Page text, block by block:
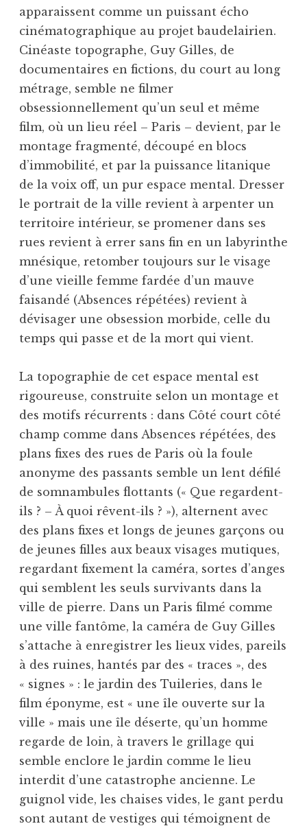
apparaissent comme un puissant écho
cinématographique au projet baudelairien.
Cinéaste topographe, Guy Gilles, de
documentaires en fictions, du court au long
métrage, semble ne filmer
obsessionnellement qu’un seul et même
film, où un lieu réel – Paris – devient, par le
montage fragmenté, découpé en blocs
d’immobilité, et par la puissance litanique
de la voix off, un pur espace mental. Dresser
le portrait de la ville revient à arpenter un
territoire intérieur, se promener dans ses
rues revient à errer sans fin en un labyrinthe
mnésique, retomber toujours sur le visage
d’une vieille femme fardée d’un mauve
faisandé (Absences répétées) revient à
dévisager une obsession morbide, celle du
temps qui passe et de la mort qui vient.
La topographie de cet espace mental est
rigoureuse, construite selon un montage et
des motifs récurrents : dans Côté court côté
champ comme dans Absences répétées, des
plans fixes des rues de Paris où la foule
anonyme des passants semble un lent défilé
de somnambules flottants (« Que regardent-
ils ? – À quoi rêvent-ils ? »), alternent avec
des plans fixes et longs de jeunes garçons ou
de jeunes filles aux beaux visages mutiques,
regardant fixement la caméra, sortes d’anges
qui semblent les seuls survivants dans la
ville de pierre. Dans un Paris filmé comme
une ville fantôme, la caméra de Guy Gilles
s’attache à enregistrer les lieux vides, pareils
à des ruines, hantés par des « traces », des
« signes » : le jardin des Tuileries, dans le
film éponyme, est « une île ouverte sur la
ville » mais une île déserte, qu’un homme
regarde de loin, à travers le grillage qui
semble enclore le jardin comme le lieu
interdit d’une catastrophe ancienne. Le
guignol vide, les chaises vides, le gant perdu
sont autant de vestiges qui témoignent de